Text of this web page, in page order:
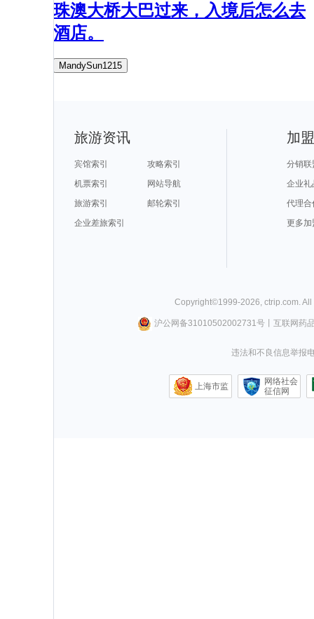
珠澳大桥大巴过来，入境后怎么去
酒店。
MandySun1215
旅游资讯
宾馆索引
攻略索引
机票索引
网站导航
旅游索引
邮轮索引
企业差旅索引
加
分销联
企业礼
代理合
更多加
Copyright©1999-2026 ctrip.com .
沪公网备31010502002731号丨 互联网药
违法和不良信息举报
上海市监
网络社会
征信网